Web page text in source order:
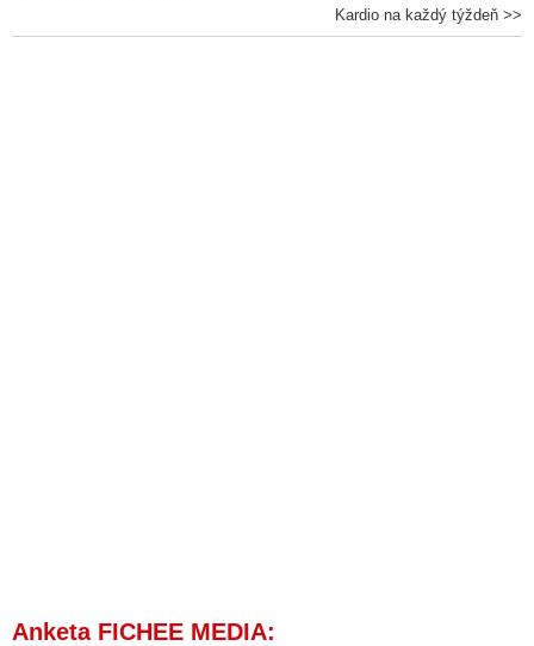
Kardio na každý týždeň >>
Anketa FICHEE MEDIA: